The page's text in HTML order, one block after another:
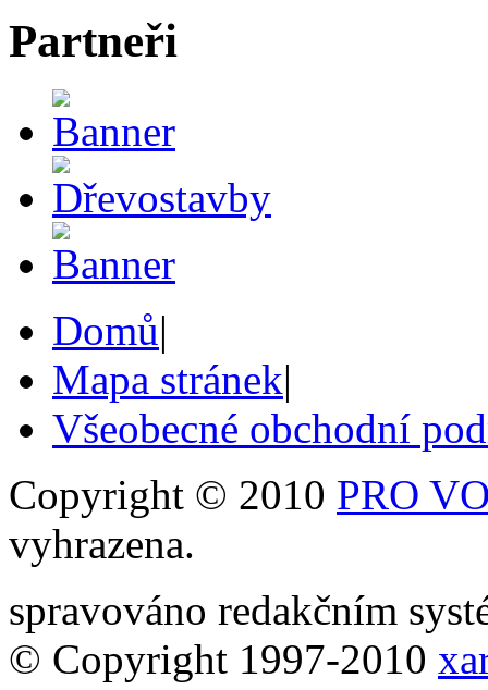
Partneři
Domů|
Mapa stránek|
Všeobecné obchodní
Copyright © 2010 PRO
vyhrazena.
spravováno redakčním
© Copyright 1997-2010